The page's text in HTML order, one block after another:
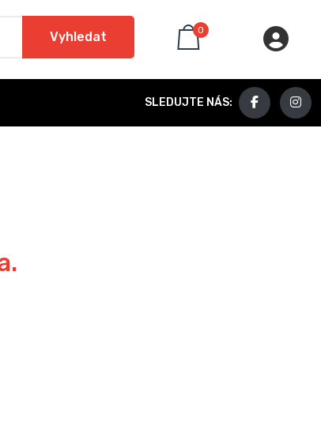
Vyhledat 0
SLEDUJTE NÁS: